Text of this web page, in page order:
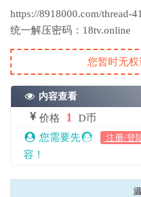
https://8918000.com/thread-
统一解压密码：18tv.online
您暂时无权
内容查看
价格 1
D币
您需要先
注册/登
容！